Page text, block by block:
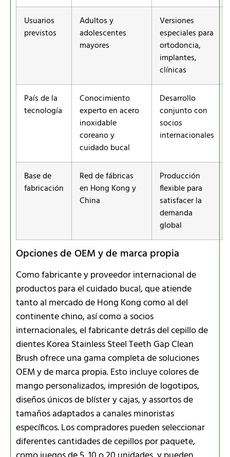
Usuarios
previstos
Adultos y
adolescentes
mayores
Versiones
especiales para
ortodoncia,
implantes,
clínicas
País de la
tecnología
Conocimiento
experto en acero
inoxidable
coreano y
cuidado bucal
Desarrollo
conjunto con
socios
internacionales
Base de
fabricación
Red de fábricas
en Hong Kong y
China
Producción
flexible para
satisfacer la
demanda
global
Opciones de OEM y de marca propia
Como fabricante y proveedor internacional de
productos para el cuidado bucal, que atiende
tanto al mercado de Hong Kong como al del
continente chino, así como a socios
internacionales, el fabricante detrás del cepillo de
dientes Korea Stainless Steel Teeth Gap Clean
Brush ofrece una gama completa de soluciones
OEM y de marca propia. Esto incluye colores de
mango personalizados, impresión de logotipos,
diseños únicos de blíster y cajas, y assortos de
tamaños adaptados a canales minoristas
específicos. Los compradores pueden seleccionar
diferentes cantidades de cepillos por paquete,